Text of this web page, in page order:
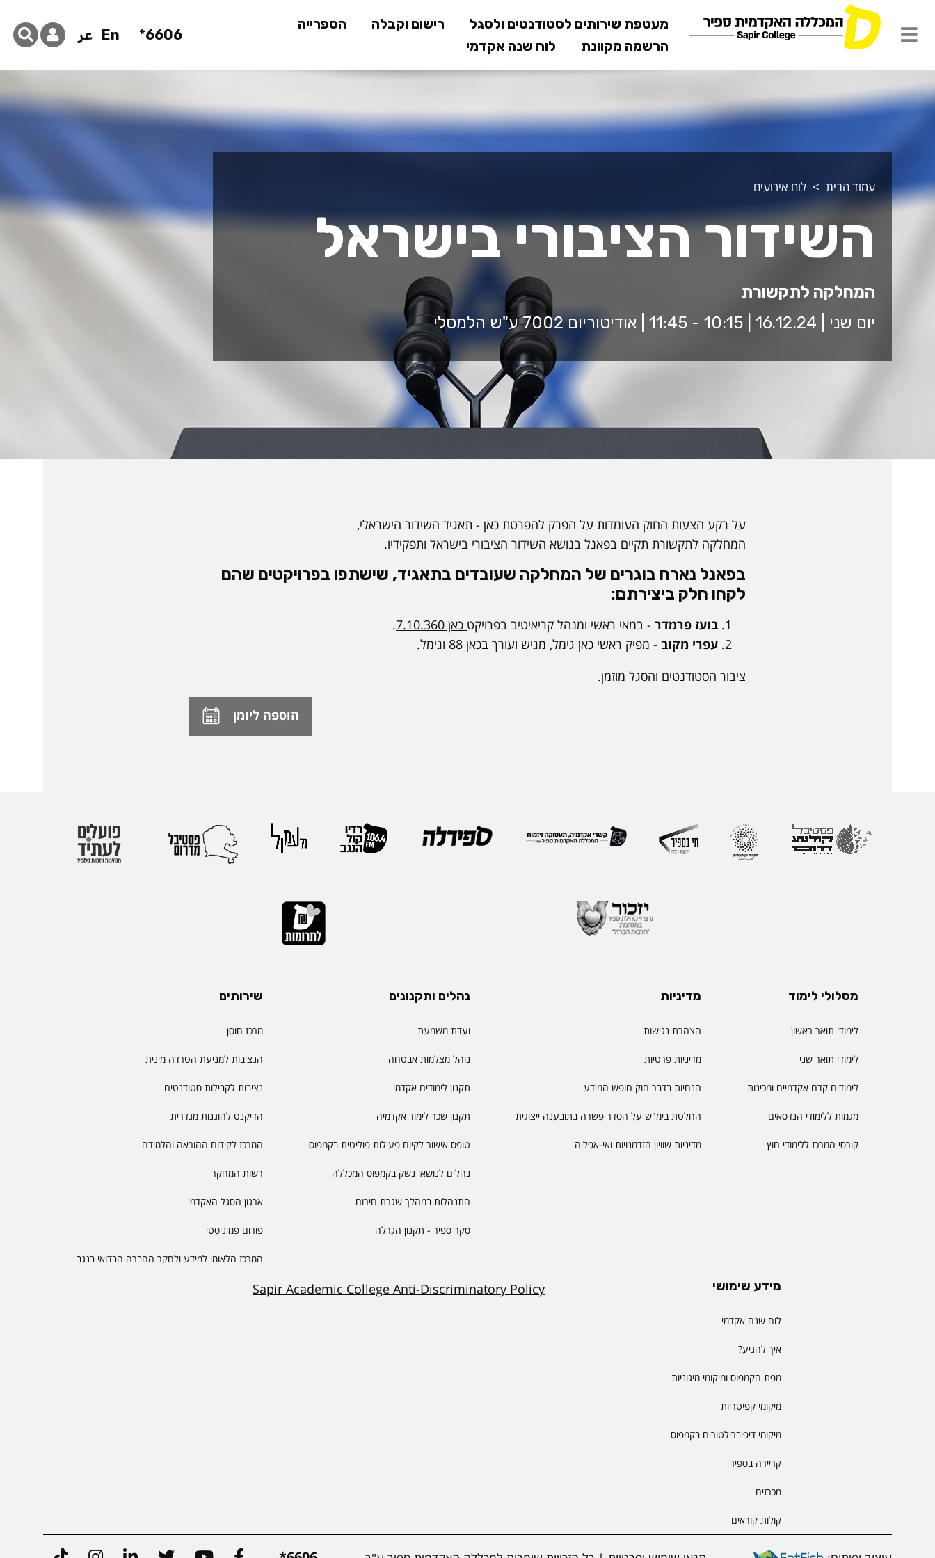
לתוכן
המרכזי
מעטפת שירותים לסטודנטים ולסגל רישום וקבלה
הספרייה
הרשמה מקוונת
לוח שנה אקדמי
6606*
En عر
עמוד הבית לוח אירועים
השידור הציבורי בישראל
המחלקה לתקשורת
יום שני | 16.12.24 | 10:15 - 11:45 | אודיטוריום 7002 ע"ש הלמסלי
על רקע הצעות החוק העומדות על הפרק להפרטת כאן - תאגיד השידור הישראלי,
המחלקה לתקשורת תקיים בפאנל בנושא השידור הציבורי בישראל ותפקידיו.
בפאנל נארח בוגרים של המחלקה שעובדים בתאגיד, שישתפו בפרויקטים שהם
לקחו חלק ביצירתם:
בועז פרמדר - במאי ראשי ומנהל קריאיטיב בפרויקט כאן 7.10.360
.
עפרי מקוב - מפיק ראשי כאן גימל, מגיש ועורך בכאן 88 וגימל.
ציבור הסטודנטים והסגל מוזמן.
הוספה ליומן
מסלולי לימוד
לימודי תואר ראשון
לימודי תואר שני
לימודים קדם אקדמיים ומכינות
מגמות ללימודי הנדסאים
קורסי המרכז ללימודי חוץ
מדיניות
הצהרת נגישות
מדיניות פרטיות
הנחיות בדבר חוק חופש המידע
החלטת בימ"ש על הסדר פשרה בתובענה ייצוגית
מדיניות שוויון הזדמנויות ואי-אפליה
נהלים ותקנונים
ועדת משמעת
נוהל מצלמות אבטחה
תקנון לימודים אקדמי
תקנון שכר לימוד אקדמיה
טופס אישור לקיום פעילות פוליטית בקמפוס
נהלים לנושאי נשק בקמפוס המכללה
התנהלות במהלך שגרת חירום
סקר ספיר - תקנון הגרלה
שירותים
מרכז חוסן
הנציבות למניעת הטרדה מינית
נציבות לקבילות סטודנטים
הדיקנט להוגנות מגדרית
המרכז לקידום ההוראה והלמידה
רשות המחקר
ארגון הסגל האקדמי
פורום פמיניסטי
המרכז הלאומי למידע ולחקר החברה הבדואי בנגב
מידע שימושי
לוח שנה אקדמי
איך להגיע?
מפת הקמפוס ומיקומי מיגוניות
מיקומי קפיטריות
מיקומי דיפיברילטורים בקמפוס
קריירה בספיר
מכרזים
קולות קוראים
Sapir Academic College Anti-Discriminatory Policy